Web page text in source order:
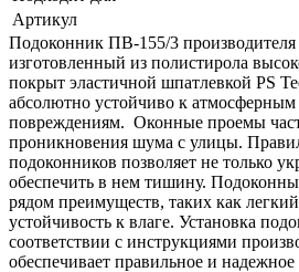
Артикул
Подоконник ПВ-155/3
изготовленный из полистирола
покрыт эластичной шпатлевкой PS
абсолютно устойчиво к
повреждениям. Оконные проемы
проникновения шума с улицы.
подоконников позволяет не только
обеспечить в нем тишину.
рядом преимуществ, таких как
устойчивость к влаге. Установка
соответствии с инструкциями
обеспечивает правильное и